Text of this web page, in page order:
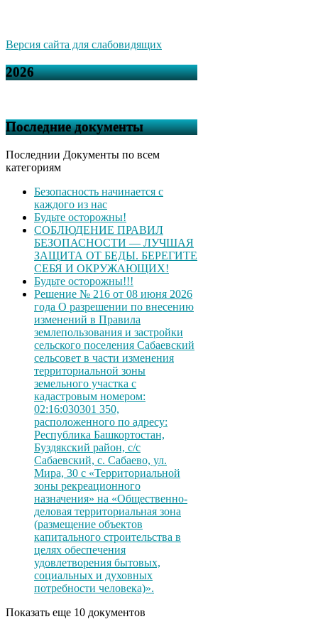
Версия сайта для слабовидящих
2026
Последние документы
Последнии Документы по всем
категориям
Безопасность начинается с
каждого из нас
Будьте осторожны!
СОБЛЮДЕНИЕ ПРАВИЛ
БЕЗОПАСНОСТИ — ЛУЧШАЯ
ЗАЩИТА ОТ БЕДЫ. БЕРЕГИТЕ
СЕБЯ И ОКРУЖАЮЩИХ!
Будьте осторожны!!!
Решение № 216 от 08 июня 2026
года О разрешении по внесению
изменений в Правила
землепользования и застройки
сельского поселения Сабаевский
сельсовет в части изменения
территориальной зоны
земельного участка с
кадастровым номером:
02:16:030301 350,
расположенного по адресу:
Республика Башкортостан,
Буздякский район, с/с
Сабаевский, с. Сабаево, ул.
Мира, 30 с «Территориальной
зоны рекреационного
назначения» на «Общественно-
деловая территориальная зона
(размещение объектов
капитального строительства в
целях обеспечения
удовлетворения бытовых,
социальных и духовных
потребности человека)».
Показать еще 10 документов